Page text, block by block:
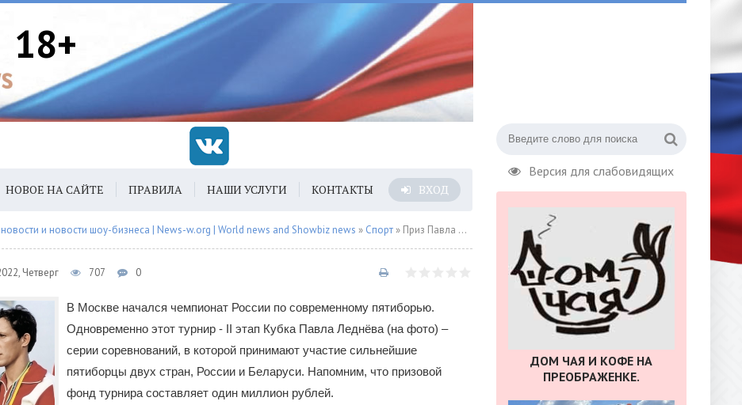
18+
Версия для слабовидящих
НОВОЕ НА САЙТЕ ПРАВИЛА НАШИ УСЛУГИ КОНТАКТЫ ВХОД
и новости шоу-бизнеса | News-w.org | World news and Showbiz news » Спорт » Приз Павла Леднева переехал в Москву
Четверг 707 0
В Москве начался чемпионат России по современному пятиборью.
Одновременно этот турнир - II этап Кубка Павла Леднёва (на фото) –
серии соревнований, в которой принимают участие сильнейшие
пятиборцы двух стран, России и Беларуси. Напомним, что призовой
фонд турнира составляет один миллион рублей.
ДОМ ЧАЯ И КОФЕ НА
ПРЕОБРАЖЕНКЕ.